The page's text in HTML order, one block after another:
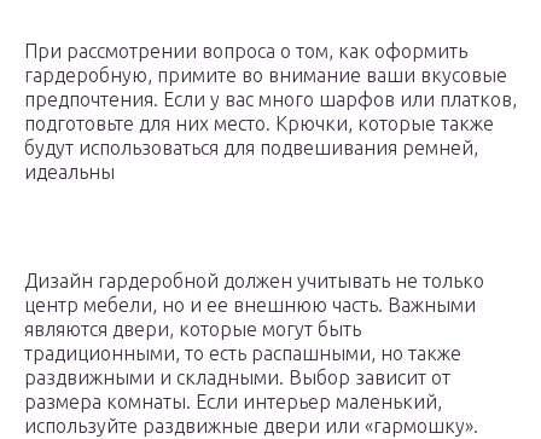
При рассмотрении вопроса о том, как оформить
гардеробную, примите во внимание ваши вкусовые
предпочтения. Если у вас много шарфов или платков,
подготовьте для них место. Крючки, которые также
будут использоваться для подвешивания ремней,
идеальны
Дизайн гардеробной должен учитывать не только
центр мебели, но и ее внешнюю часть. Важными
являются двери, которые могут быть
традиционными, то есть распашными, но также
раздвижными и складными. Выбор зависит от
размера комнаты. Если интерьер маленький,
используйте раздвижные двери или «гармошку».